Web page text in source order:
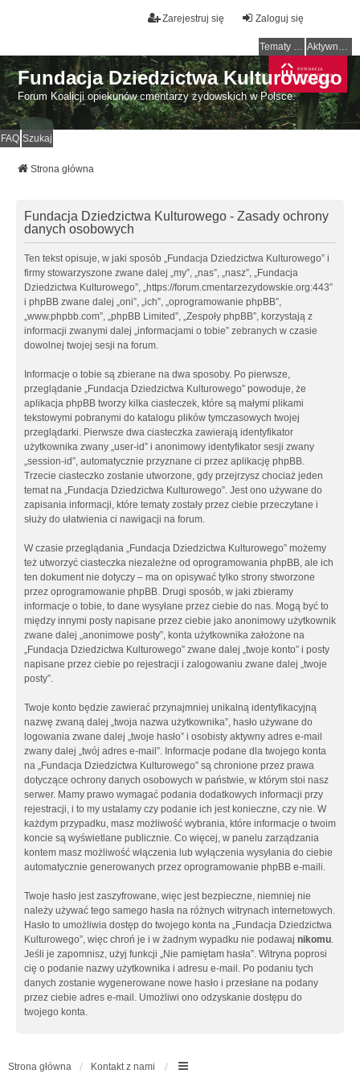
Zaloguj się
Zarejestruj się
Tematy bez odpowiedzi Aktywne tematy
Fundacja Dziedzictwa Kulturowego
Forum Koalicji opiekunów cmentarzy żydowskich w Polsce.
FAQ Szukaj
Strona główna
Fundacja Dziedzictwa Kulturowego - Zasady ochrony
danych osobowych
Ten tekst opisuje, w jaki sposób „Fundacja Dziedzictwa Kulturowego” i
firmy stowarzyszone zwane dalej „my”, „nas”, „nasz”, „Fundacja
Dziedzictwa Kulturowego”, „https://forum.cmentarzezydowskie.org:443”
i phpBB zwane dalej „oni”, „ich”, „oprogramowanie phpBB”,
„www.phpbb.com”, „phpBB Limited”, „Zespoły phpBB”, korzystają z
informacji zwanymi dalej „informacjami o tobie” zebranych w czasie
dowolnej twojej sesji na forum.
Informacje o tobie są zbierane na dwa sposoby. Po pierwsze,
przeglądanie „Fundacja Dziedzictwa Kulturowego” powoduje, że
aplikacja phpBB tworzy kilka ciasteczek, które są małymi plikami
tekstowymi pobranymi do katalogu plików tymczasowych twojej
przeglądarki. Pierwsze dwa ciasteczka zawierają identyfikator
użytkownika zwany „user-id” i anonimowy identyfikator sesji zwany
„session-id”, automatycznie przyznane ci przez aplikację phpBB.
Trzecie ciasteczko zostanie utworzone, gdy przejrzysz chociaż jeden
temat na „Fundacja Dziedzictwa Kulturowego”. Jest ono używane do
zapisania informacji, które tematy zostały przez ciebie przeczytane i
służy do ułatwienia ci nawigacji na forum.
W czasie przeglądania „Fundacja Dziedzictwa Kulturowego” możemy
też utworzyć ciasteczka niezależne od oprogramowania phpBB, ale ich
ten dokument nie dotyczy – ma on opisywać tylko strony stworzone
przez oprogramowanie phpBB. Drugi sposób, w jaki zbieramy
informacje o tobie, to dane wysyłane przez ciebie do nas. Mogą być to
między innymi posty napisane przez ciebie jako anonimowy użytkownik
zwane dalej „anonimowe posty”, konta użytkownika założone na
„Fundacja Dziedzictwa Kulturowego” zwane dalej „twoje konto” i posty
napisane przez ciebie po rejestracji i zalogowaniu zwane dalej „twoje
posty”.
Twoje konto będzie zawierać przynajmniej unikalną identyfikacyjną
nazwę zwaną dalej „twoja nazwa użytkownika”, hasło używane do
logowania zwane dalej „twoje hasło” i osobisty aktywny adres e-mail
zwany dalej „twój adres e-mail”. Informacje podane dla twojego konta
na „Fundacja Dziedzictwa Kulturowego” są chronione przez prawa
dotyczące ochrony danych osobowych w państwie, w którym stoi nasz
serwer. Mamy prawo wymagać podania dodatkowych informacji przy
rejestracji, i to my ustalamy czy podanie ich jest konieczne, czy nie. W
każdym przypadku, masz możliwość wybrania, które informacje o twoim
koncie są wyświetlane publicznie. Co więcej, w panelu zarządzania
kontem masz możliwość włączenia lub wyłączenia wysyłania do ciebie
automatycznie generowanych przez oprogramowanie phpBB e-maili.
Twoje hasło jest zaszyfrowane, więc jest bezpieczne, niemniej nie
należy używać tego samego hasła na różnych witrynach internetowych.
Hasło to umożliwia dostęp do twojego konta na „Fundacja Dziedzictwa
Kulturowego”, więc chroń je i w żadnym wypadku nie podawaj nikomu.
Jeśli je zapomnisz, użyj funkcji „Nie pamiętam hasła”. Witryna poprosi
cię o podanie nazwy użytkownika i adresu e-mail. Po podaniu tych
danych zostanie wygenerowane nowe hasło i przesłane na podany
przez ciebie adres e-mail. Umożliwi ono odzyskanie dostępu do
twojego konta.
Strona główna Kontakt z nami